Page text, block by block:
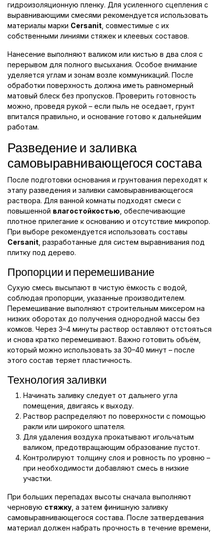
гидроизоляционную пленку. Для усиленного сцепления с
выравнивающими смесями рекомендуется использовать
материалы марки Cersanit , совместимые с их
собственными линиями стяжек и клеевых составов.
Нанесение выполняют валиком или кистью в два слоя с
перерывом для полного высыхания. Особое внимание
уделяется углам и зонам возле коммуникаций. После
обработки поверхность должна иметь равномерный
матовый блеск без пропусков. Проверить готовность
можно, проведя рукой – если пыль не оседает, грунт
впитался правильно, и основание готово к дальнейшим
работам.
Разведение и заливка
самовыравнивающегося состава
После подготовки основания и грунтования переходят к
этапу разведения и заливки самовыравнивающегося
раствора. Для ванной комнаты подходят смеси с
повышенной влагостойкостью , обеспечивающие
плотное прилегание к основанию и отсутствие микропор.
При выборе рекомендуется использовать составы
Cersanit , разработанные для систем выравнивания под
плитку под дерево.
Пропорции и перемешивание
Сухую смесь высыпают в чистую ёмкость с водой,
соблюдая пропорции, указанные производителем.
Перемешивание выполняют строительным миксером на
низких оборотах до получения однородной массы без
комков. Через 3–4 минуты раствор оставляют отстояться
и снова кратко перемешивают. Важно готовить объём,
который можно использовать за 30–40 минут – после
этого состав теряет пластичность.
Технология заливки
Начинать заливку следует от дальнего угла
помещения, двигаясь к выходу.
Раствор распределяют по поверхности с помощью
ракли или широкого шпателя.
Для удаления воздуха прокатывают игольчатым
валиком, предотвращающим образование пустот.
Контролируют толщину слоя и ровность по уровню –
при необходимости добавляют смесь в низкие
участки.
При больших перепадах высоты сначала выполняют
черновую стяжку , а затем финишную заливку
самовыравнивающегося состава. После затвердевания
материал должен набрать прочность в течение времени,